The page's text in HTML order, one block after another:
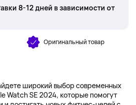
8-12 дней в зависимости от
Оригинальный товар
широкий выбор современных
Watch SE 2024, которые помогут